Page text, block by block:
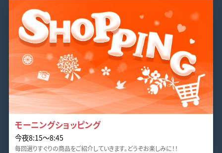
モーニングショッピング
今夜8:15〜8:45
毎回選りすぐりの商品をご紹介していきます。どうぞお楽しみに！！